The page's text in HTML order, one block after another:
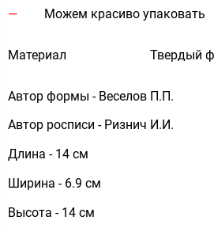
Можем красиво упаковать
Материал Твердый
Автор формы - Веселов П.П.
Автор росписи - Ризнич И.И.
Длина - 14 см
Ширина - 6.9 см
Высота - 14 см